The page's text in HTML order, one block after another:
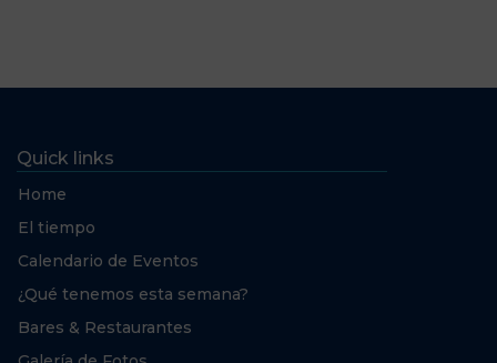
Quick links
Home
El tiempo
Calendario de Eventos
¿Qué tenemos esta semana?
Bares & Restaurantes